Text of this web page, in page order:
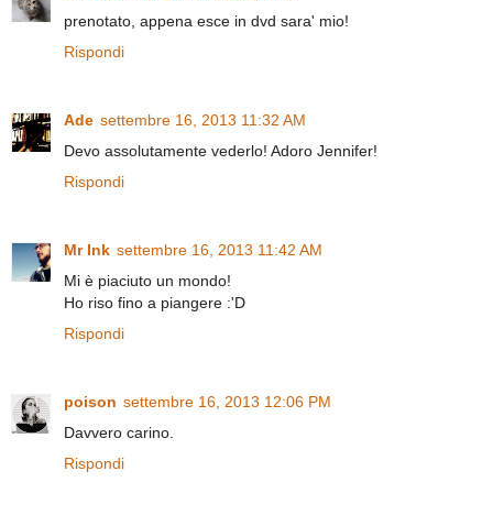
prenotato, appena esce in dvd sara' mio!
Rispondi
Ade settembre 16, 2013 11:32 AM
Devo assolutamente vederlo! Adoro Jennifer!
Rispondi
Mr Ink settembre 16, 2013 11:42 AM
Mi è piaciuto un mondo!
Ho riso fino a piangere :'D
Rispondi
poison settembre 16, 2013 12:06 PM
Davvero carino.
Rispondi